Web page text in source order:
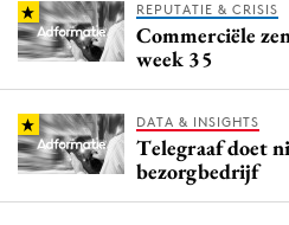
REPUTATIE & CRISIS
Commerciële
week 35
DATA & INSIGHTS
Telegraaf doet
bezorgbedrijf